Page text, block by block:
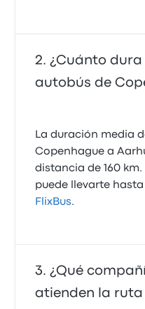
¿Cuánto
autobús de
La duración media
Copenhague a
distancia de 160
puede llevarte
FlixBus.
¿Qué
atienden la ruta